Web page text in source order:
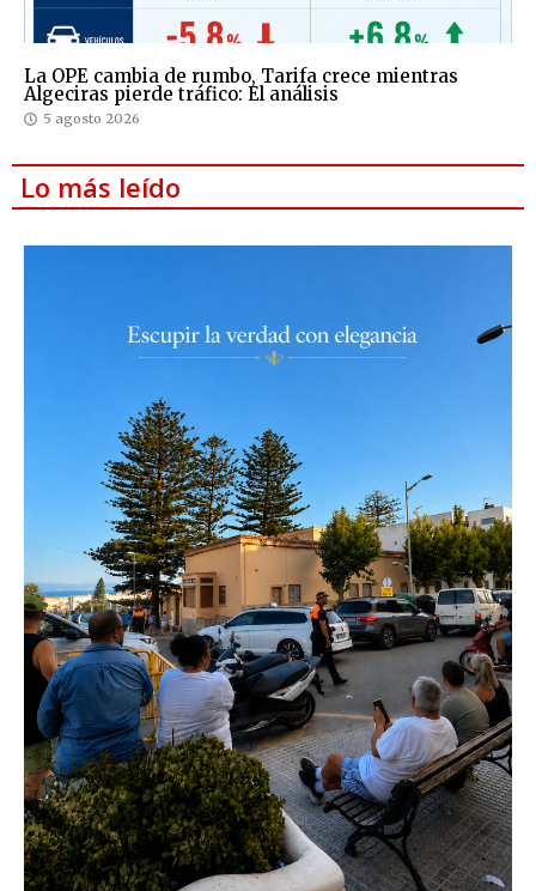
La OPE cambia de rumbo, Tarifa crece mientras
Algeciras pierde tráfico: El análisis
5 agosto 2026
Lo más leído